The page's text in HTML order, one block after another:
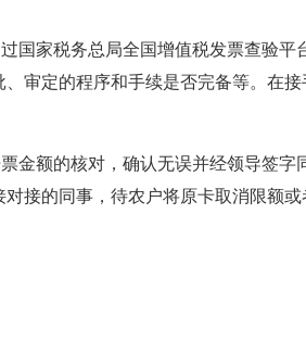
家税务总局全国增值税发票查验平
审定的程序和手续是否完备等。在
金额的核对，确认无误并经领导签字
接的同事，待农户将原卡取消限额